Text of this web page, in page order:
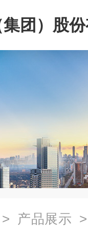
团）股
> 产品展示